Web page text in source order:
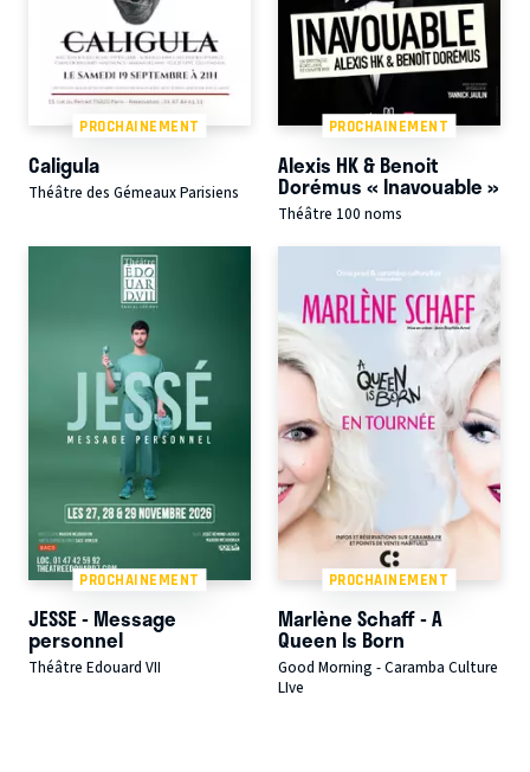
PROCHAINEMENT
Caligula
Théâtre des Gémeaux Parisiens
PROCHAINEMENT
Alexis HK & Benoit
Dorémus « Inavouable »
Théâtre 100 noms
PROCHAINEMENT
JESSE - Message
personnel
Théâtre Edouard VII
PROCHAINEMENT
Marlène Schaff - A
Queen Is Born
Good Morning - Caramba Culture
LIve